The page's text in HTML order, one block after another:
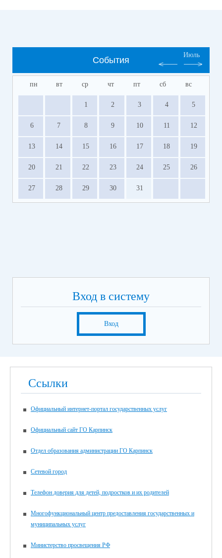
События
Июль
пн вт ср чт пт сб вс
1 2 3 4 5
6 7 8 9 10 11 12
13 14 15 16 17 18 19
20 21 22 23 24 25 26
27 28 29 30 31
Вход в систему
Вход
Ссылки
Официальный интернет-портал государственных услуг
Официальный сайт ГО Карпинск
Отдел образования администрации ГО Карпинск
Сетевой город
Телефон доверия для детей, подростков и их родителей
Многофункциональный центр предоставления государственных и
муниципальных услуг
Министерство просвещения РФ